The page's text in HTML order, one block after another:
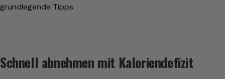
grundlegende Tipps.
Schnell abnehmen mit Kaloriendefizit